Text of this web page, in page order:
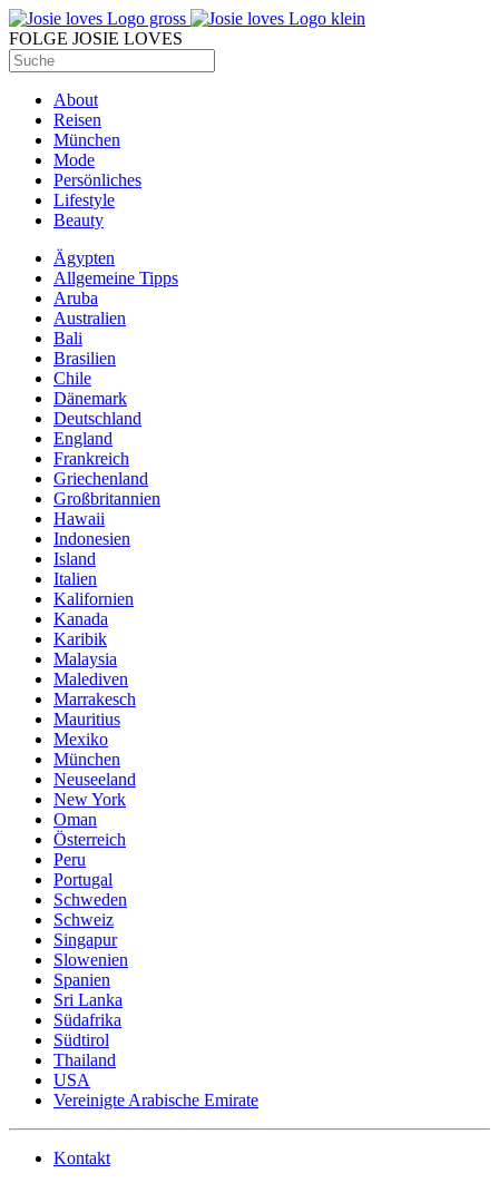
FOLGE JOSIE LOVES
About
Reisen
München
Mode
Persönliches
Lifestyle
Beauty
Ägypten
Allgemeine Tipps
Aruba
Australien
Bali
Brasilien
Chile
Dänemark
Deutschland
England
Frankreich
Griechenland
Großbritannien
Hawaii
Indonesien
Island
Italien
Kalifornien
Kanada
Karibik
Malaysia
Malediven
Marrakesch
Mauritius
Mexiko
München
Neuseeland
New York
Oman
Österreich
Peru
Portugal
Schweden
Schweiz
Singapur
Slowenien
Spanien
Sri Lanka
Südafrika
Südtirol
Thailand
USA
Vereinigte Arabische Emirate
Kontakt